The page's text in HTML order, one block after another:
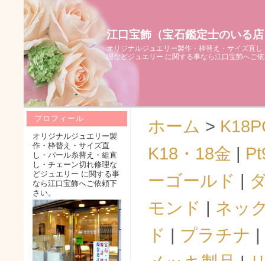
江口宝飾（宝石鑑定士のいる
オリジナルジュエリー製作・枠替え・サイズ直
理などジュエリー に関する事なら江口宝飾へご
ホーム >
K18・18金 |
ーゴールド |
モンド | ネッ
ド | プラチナ |
プロフィール
オリジナルジュエリー製
作・枠替え・サイズ直
し・パール糸替え・組直
し・チェーン切れ修理な
どジュエリー に関する事
なら江口宝飾へご依頼下
さい。